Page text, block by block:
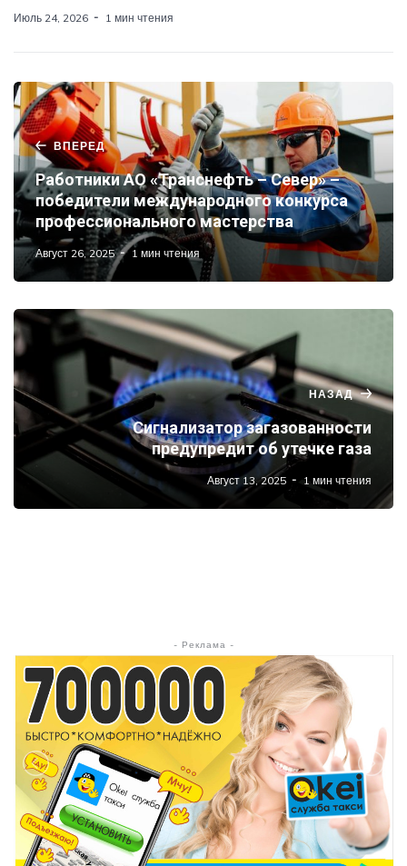
Июль 24, 2026 1 мин чтения
ВПЕРЕД
Работники АО «Транснефть – Север» –
победители международного конкурса
профессионального мастерства
Август 26, 2025 1 мин чтения
НАЗАД
Сигнализатор загазованности
предупредит об утечке газа
Август 13, 2025 1 мин чтения
- Реклама -